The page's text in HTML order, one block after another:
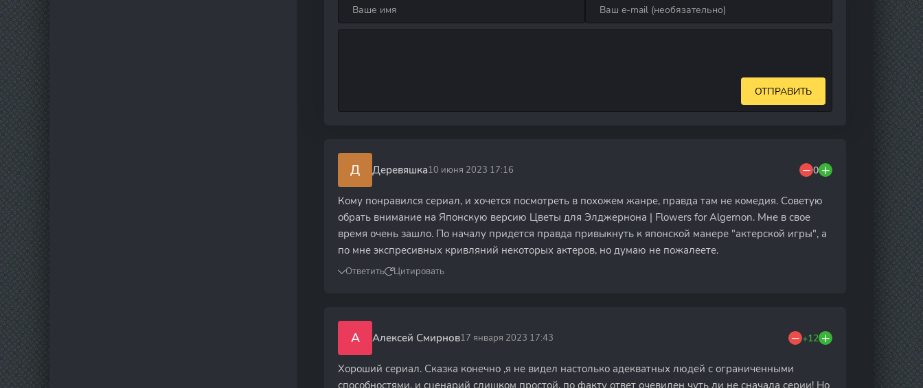
ОТПРАВИТЬ
Д Деревяшка10 июня 2023 17:16 0
Кому понравился сериал, и хочется посмотреть в похожем жанре, правда там не комедия. Советую
обрать внимание на Японскую версию Цветы для Элджернона | Flowers for Algernon. Мне в свое
время очень зашло. По началу придется правда привыкнуть к японской манере "актерской игры", а
по мне экспресивных кривляний некоторых актеров, но думаю не пожалеете.
Ответить Цитировать
А Алексей Смирнов17 января 2023 17:43 +12
Хороший сериал. Сказка конечно ,я не видел настолько адекватных людей с ограниченными
способностями, и сценарий слишком простой, по факту ответ очевиден чуть ли не сначала серии! Но